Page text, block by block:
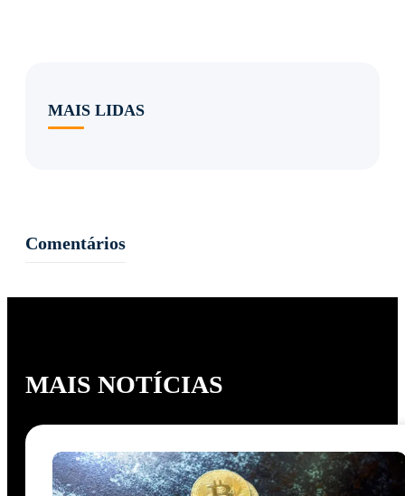
MAIS LIDAS
Comentários
MAIS NOTÍCIAS